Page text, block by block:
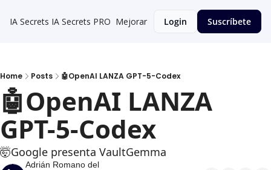
IA Secrets IA Secrets PRO Mejorar Login Suscríbete
Home Posts 🤖OpenAI LANZA GPT-5-Codex
🤖OpenAI LANZA
GPT-5-Codex
🤯Google presenta VaultGemma
Adrián Romano del